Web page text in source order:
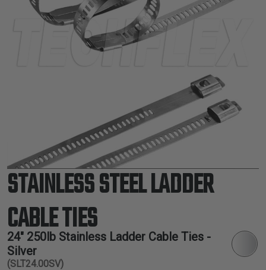
SPÉCIALITÉ
OUTILS ET
ACCESSOIRES
TUBES
STAINLESS STEEL LADDER
CABLE TIES
24" 250lb Stainless Ladder Cable Ties -
Silver
(SLT24.00SV)